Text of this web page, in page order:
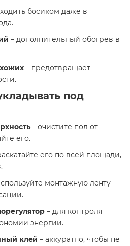
босиком даже в
– дополнительный обогрев в
– предотвращает
под
– очистите пол от
его.
его по всей площади,
монтажную ленту
– для контроля
энергии.
клей – аккуратно, чтобы не